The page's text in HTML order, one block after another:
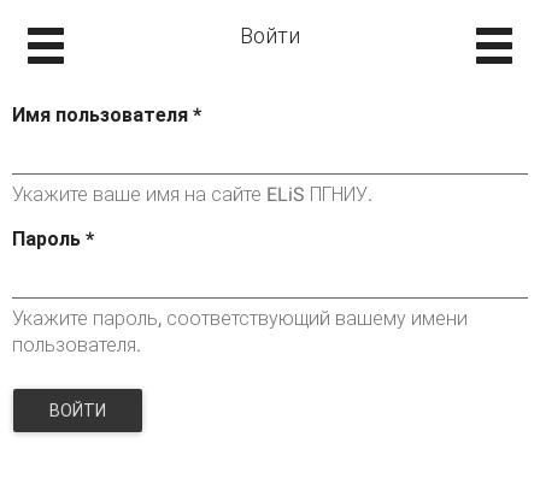
Войти
Имя пользователя *
Укажите ваше имя на сайте ELiS ПГНИУ.
Пароль *
Укажите пароль, соответствующий вашему имени
пользователя.
ВОЙТИ